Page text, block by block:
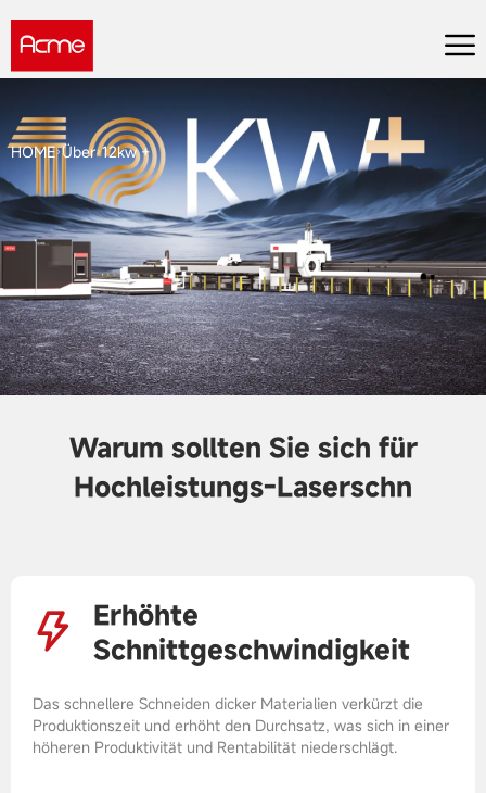
HOME Über 12kw +
Warum sollten Sie sich für
Hochleistungs-Laserschn
Erhöhte
Schnittgeschwindigkeit
Das schnellere Schneiden dicker Materialien verkürzt die
Produktionszeit und erhöht den Durchsatz, was sich in einer
höheren Produktivität und Rentabilität niederschlägt.